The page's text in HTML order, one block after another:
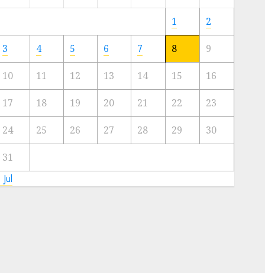
Artis
Kota
23/11/2024
0
1 2
3 4 5 6 7 8 9
10 11 12 13 14 15 16
17 18 19 20 21 22 23
24 25 26 27 28 29 30
31